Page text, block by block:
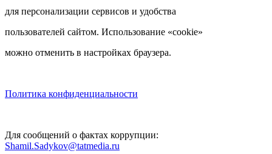
для персонализации сервисов и удобства
пользователей сайтом. Использование «cookie»
можно отменить в настройках браузера.
Политика конфиденциальности
Для сообщений о фактах коррупции:
Shamil.Sadykov@tatmedia.ru